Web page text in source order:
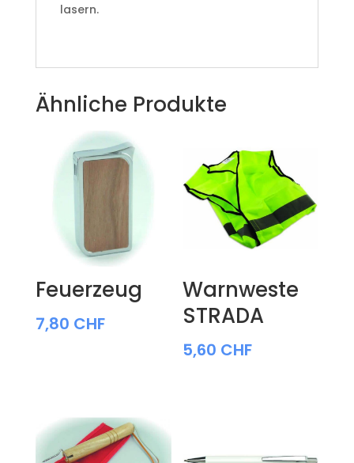
lasern.
Ähnliche Produkte
Feuerzeug
7,80 CHF
Warnweste
STRADA
5,60 CHF